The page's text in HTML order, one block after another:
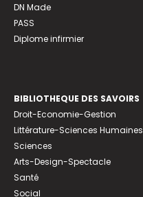
DN Made
PASS
Diplome infirmier
BIBLIOTHEQUE DES SAVOIRS
Droit-Economie-Gestion
Littérature-Sciences Humaines
Sciences
Arts-Design-Spectacle
Santé
Social